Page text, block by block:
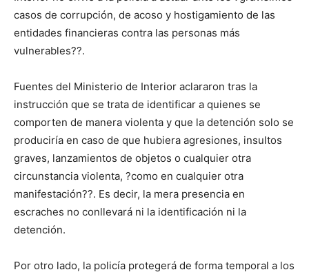
casos de corrupción, de acoso y hostigamiento de las
entidades financieras contra las personas más
vulnerables??.
Fuentes del Ministerio de Interior aclararon tras la
instrucción que se trata de identificar a quienes se
comporten de manera violenta y que la detención solo se
produciría en caso de que hubiera agresiones, insultos
graves, lanzamientos de objetos o cualquier otra
circunstancia violenta, ?como en cualquier otra
manifestación??. Es decir, la mera presencia en
escraches no conllevará ni la identificación ni la
detención.
Por otro lado, la policía protegerá de forma temporal a los